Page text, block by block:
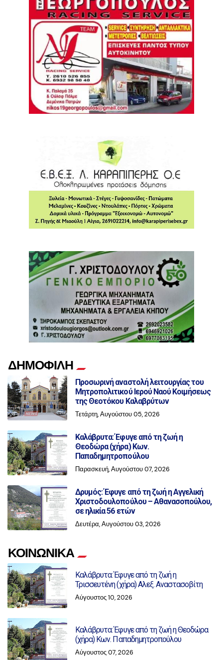
ΔΗΜΟΦΙΛΗ
Προσωρινή αναστολή λειτουργίας του
Μητροπολιτικού Ιερού Ναού Κοιμήσεως
της Θεοτόκου Καλαβρύτων
Τετάρτη, Αυγούστου 05, 2026
Καλάβρυτα: Έφυγε από τη ζωή η
Θεοδώρα (χήρα) Κων.
Παπαδημητροπούλου
Παρασκευή, Αυγούστου 07, 2026
Δρυμός: Έφυγε από τη ζωή η Αγγελική
Χριστοδουλοπούλου – Αθανασοπούλου,
σε ηλικία 56 ετών
Δευτέρα, Αυγούστου 03, 2026
ΚΟΙΝΩΝΙΚΑ
Καλάβρυτα: Έφυγε από τη ζωή η
Τρισσευτένη (χήρα) Αλεξ. Αναστασοβίτη
Αύγουστος 10, 2026
Καλάβρυτα: Έφυγε από τη ζωή η Θεοδώρα
(χήρα) Κων. Παπαδημητροπούλου
Αύγουστος 07, 2026